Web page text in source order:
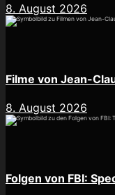
8. August 2026
Filme von Jean-
8. August 2026
Folgen von FBI: